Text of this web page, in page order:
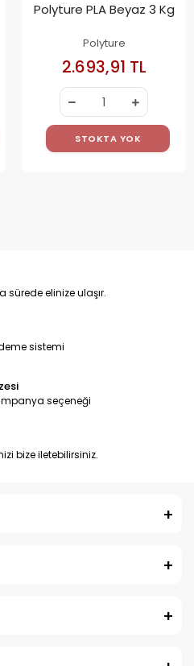
Polyture PLA Beyaz 3 Kg
Polyture
2.693,91 TL
STOKTA YOK
sürede elinize ulaşır.
sistemi
seçeneği
bize iletebilirsiniz.